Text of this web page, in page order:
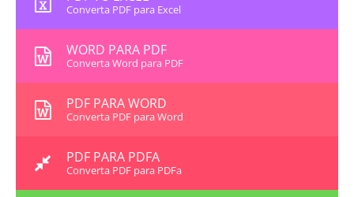
Converta PDF para Excel
WORD PARA PDF
Converta Word para PDF
PDF PARA WORD
Converta PDF para Word
PDF PARA PDFA
Converta PDF para PDFa